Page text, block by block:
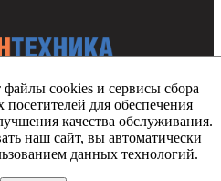
права защищены
cookie. Продолжая просмотр
их использование.
файлы cookies и сервисы сбора
для обеспечения
качества обслуживания.
наш сайт, вы автоматически
данных технологий.